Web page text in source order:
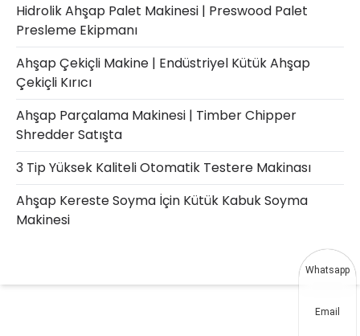
Hidrolik Ahşap Palet Makinesi | Preswood Palet
Presleme Ekipmanı
Ahşap Çekiçli Makine | Endüstriyel Kütük Ahşap
Çekiçli Kırıcı
Ahşap Parçalama Makinesi | Timber Chipper
Shredder Satışta
3 Tip Yüksek Kaliteli Otomatik Testere Makinası
Ahşap Kereste Soyma İçin Kütük Kabuk Soyma
Makinesi
Whatsapp
Email